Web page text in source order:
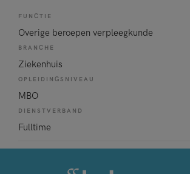
FUNCTIE
Overige beroepen verpleegkunde
BRANCHE
Ziekenhuis
OPLEIDINGSNIVEAU
MBO
DIENSTVERBAND
Fulltime